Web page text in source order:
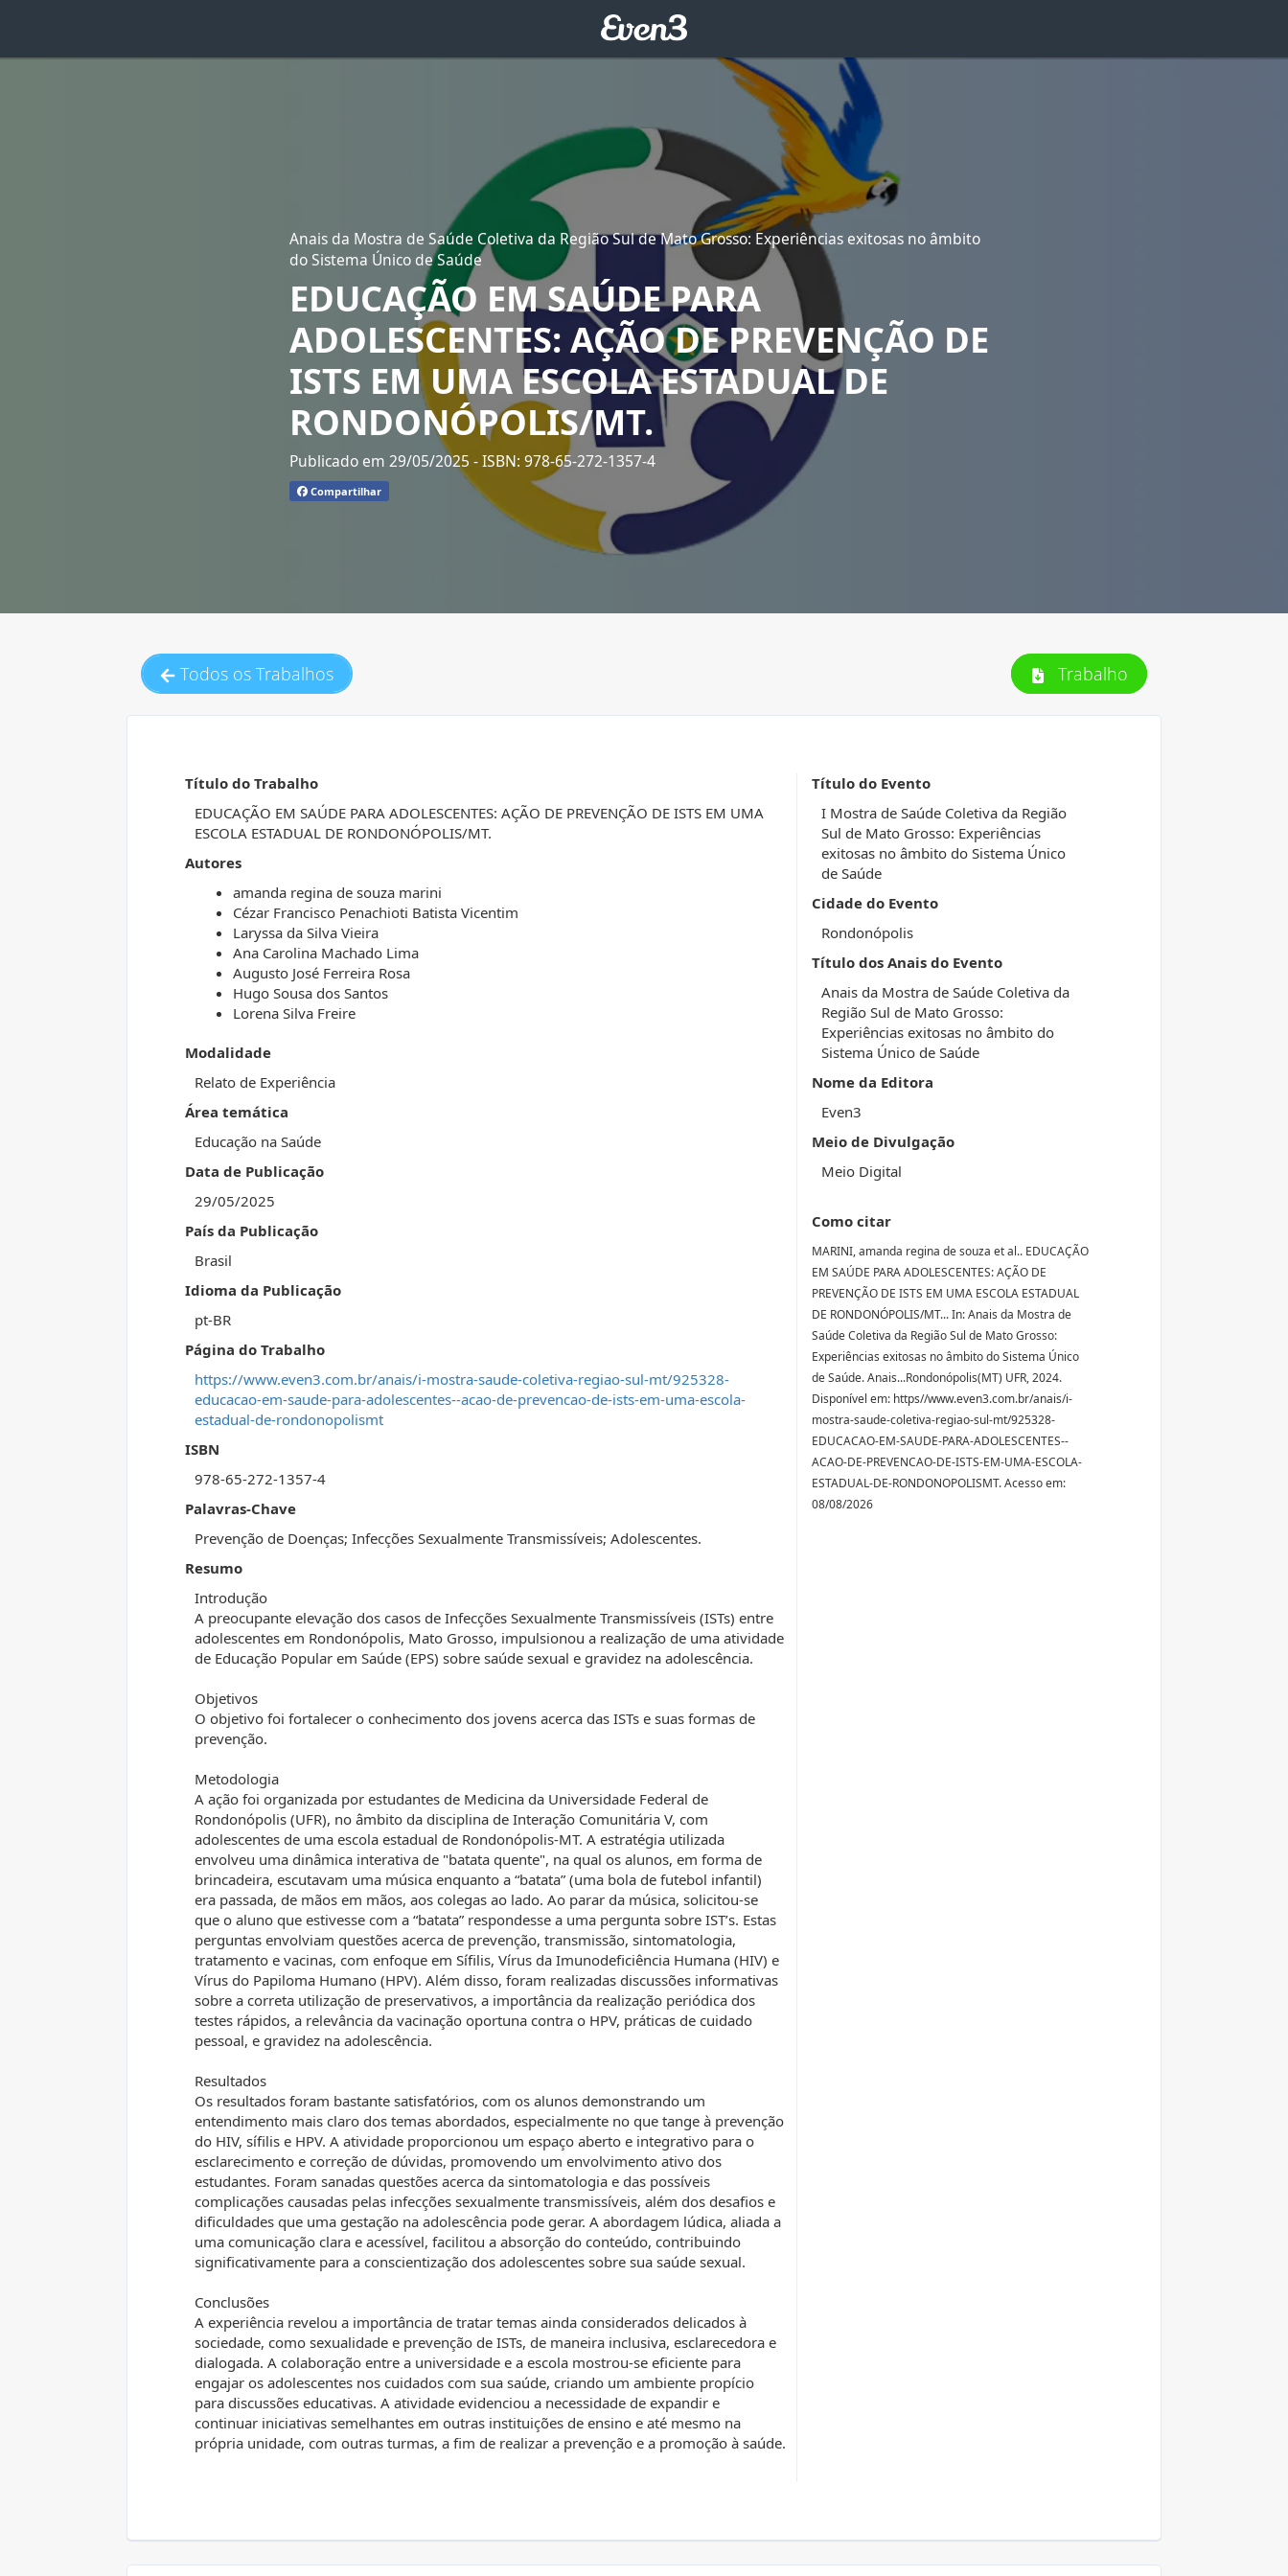
Anais da Mostra de Saúde Coletiva da Região Sul de Mato Grosso: Experiências exitosas no âmbito
do Sistema Único de Saúde
EDUCAÇÃO EM SAÚDE PARA
ADOLESCENTES: AÇÃO DE PREVENÇÃO DE
ISTS EM UMA ESCOLA ESTADUAL DE
RONDONÓPOLIS/MT.
Publicado em 29/05/2025- ISBN: 978-65-272-1357-4
Compartilhar
Todos os Trabalhos Trabalho
Título do Trabalho
EDUCAÇÃO EM SAÚDE PARA ADOLESCENTES: AÇÃO DE PREVENÇÃO DE ISTS EM UMA
ESCOLA ESTADUAL DE RONDONÓPOLIS/MT.
Autores
amanda regina de souza marini
Cézar Francisco Penachioti Batista Vicentim
Laryssa da Silva Vieira
Ana Carolina Machado Lima
Augusto José Ferreira Rosa
Hugo Sousa dos Santos
Lorena Silva Freire
Modalidade
Relato de Experiência
Área temática
Educação na Saúde
Data de Publicação
29/05/2025
País da Publicação
Brasil
Idioma da Publicação
pt-BR
Página do Trabalho
https://www.even3.com.br/anais/i-mostra-saude-coletiva-regiao-sul-mt/925328-
educacao-em-saude-para-adolescentes--acao-de-prevencao-de-ists-em-uma-escola-
estadual-de-rondonopolismt
ISBN
978-65-272-1357-4
Palavras-Chave
Prevenção de Doenças; Infecções Sexualmente Transmissíveis; Adolescentes.
Resumo
Introdução
A preocupante elevação dos casos de Infecções Sexualmente Transmissíveis (ISTs) entre
adolescentes em Rondonópolis, Mato Grosso, impulsionou a realização de uma atividade
de Educação Popular em Saúde (EPS) sobre saúde sexual e gravidez na adolescência.
Objetivos
O objetivo foi fortalecer o conhecimento dos jovens acerca das ISTs e suas formas de
prevenção.
Metodologia
A ação foi organizada por estudantes de Medicina da Universidade Federal de
Rondonópolis (UFR), no âmbito da disciplina de Interação Comunitária V, com
adolescentes de uma escola estadual de Rondonópolis-MT. A estratégia utilizada
envolveu uma dinâmica interativa de "batata quente", na qual os alunos, em forma de
brincadeira, escutavam uma música enquanto a “batata” (uma bola de futebol infantil)
era passada, de mãos em mãos, aos colegas ao lado. Ao parar da música, solicitou-se
que o aluno que estivesse com a “batata” respondesse a uma pergunta sobre IST’s. Estas
perguntas envolviam questões acerca de prevenção, transmissão, sintomatologia,
tratamento e vacinas, com enfoque em Sífilis, Vírus da Imunodeficiência Humana (HIV) e
Vírus do Papiloma Humano (HPV). Além disso, foram realizadas discussões informativas
sobre a correta utilização de preservativos, a importância da realização periódica dos
testes rápidos, a relevância da vacinação oportuna contra o HPV, práticas de cuidado
pessoal, e gravidez na adolescência.
Resultados
Os resultados foram bastante satisfatórios, com os alunos demonstrando um
entendimento mais claro dos temas abordados, especialmente no que tange à prevenção
do HIV, sífilis e HPV. A atividade proporcionou um espaço aberto e integrativo para o
esclarecimento e correção de dúvidas, promovendo um envolvimento ativo dos
estudantes. Foram sanadas questões acerca da sintomatologia e das possíveis
complicações causadas pelas infecções sexualmente transmissíveis, além dos desafios e
dificuldades que uma gestação na adolescência pode gerar. A abordagem lúdica, aliada a
uma comunicação clara e acessível, facilitou a absorção do conteúdo, contribuindo
significativamente para a conscientização dos adolescentes sobre sua saúde sexual.
Conclusões
A experiência revelou a importância de tratar temas ainda considerados delicados à
sociedade, como sexualidade e prevenção de ISTs, de maneira inclusiva, esclarecedora e
dialogada. A colaboração entre a universidade e a escola mostrou-se eficiente para
engajar os adolescentes nos cuidados com sua saúde, criando um ambiente propício
para discussões educativas. A atividade evidenciou a necessidade de expandir e
continuar iniciativas semelhantes em outras instituições de ensino e até mesmo na
própria unidade, com outras turmas, a fim de realizar a prevenção e a promoção à saúde.
Título do Evento
I Mostra de Saúde Coletiva da Região
Sul de Mato Grosso: Experiências
exitosas no âmbito do Sistema Único
de Saúde
Cidade do Evento
Rondonópolis
Título dos Anais do Evento
Anais da Mostra de Saúde Coletiva da
Região Sul de Mato Grosso:
Experiências exitosas no âmbito do
Sistema Único de Saúde
Nome da Editora
Even3
Meio de Divulgação
Meio Digital
Como citar
MARINI, amanda regina de souza et al.. EDUCAÇÃO
EM SAÚDE PARA ADOLESCENTES: AÇÃO DE
PREVENÇÃO DE ISTS EM UMA ESCOLA ESTADUAL
DE RONDONÓPOLIS/MT... In: Anais da Mostra de
Saúde Coletiva da Região Sul de Mato Grosso:
Experiências exitosas no âmbito do Sistema Único
de Saúde. Anais...Rondonópolis(MT) UFR, 2024.
Disponível em: https//www.even3.com.br/anais/i-
mostra-saude-coletiva-regiao-sul-mt/925328-
EDUCACAO-EM-SAUDE-PARA-ADOLESCENTES--
ACAO-DE-PREVENCAO-DE-ISTS-EM-UMA-ESCOLA-
ESTADUAL-DE-RONDONOPOLISMT. Acesso em:
08/08/2026